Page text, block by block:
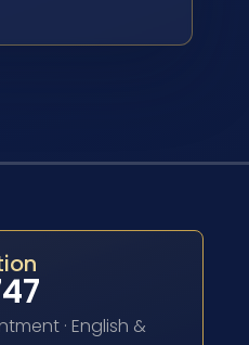
· English &